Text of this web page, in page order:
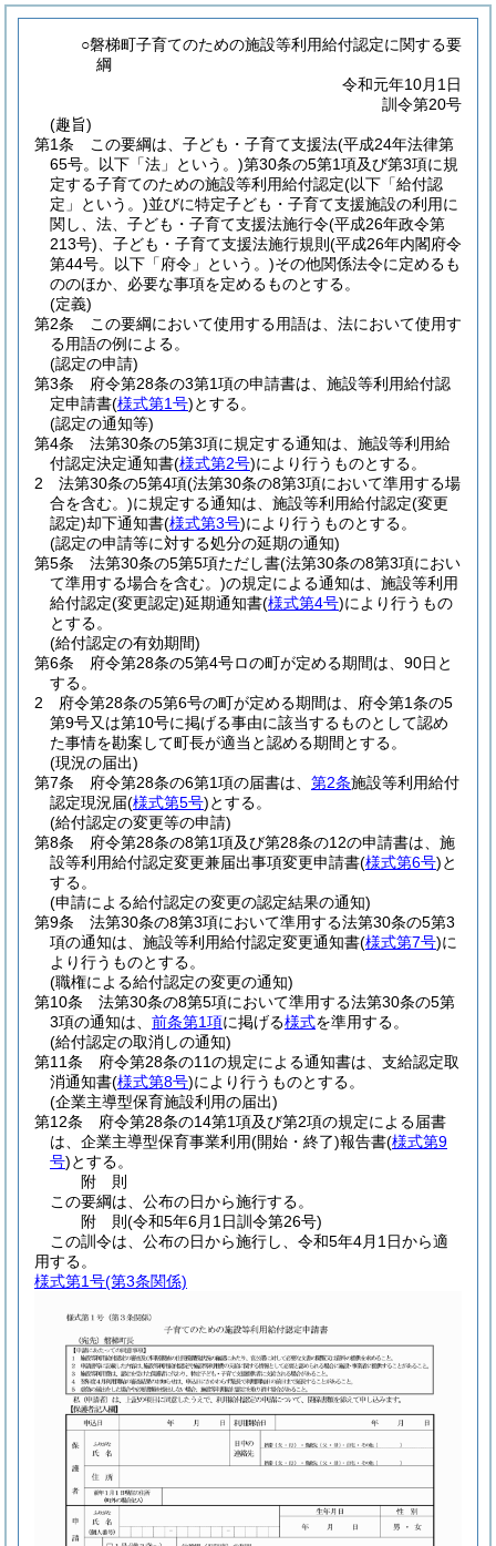
○磐梯町子育てのための施設等利用給付認定に関する要
綱
令和元年10月1日
訓令第20号
(趣旨)
第1条
この要綱は、子ども・子育て支援法(平成24年法律第
65号。以下「法」という。)第30条の5第1項及び第3項に規
定する子育てのための施設等利用給付認定(以下「給付認
定」という。)並びに特定子ども・子育て支援施設の利用に
関し、法、子ども・子育て支援法施行令(平成26年政令第
213号) 、子ども・子育て支援法施行規則 (平成26年内閣府令
第44号。以下「府令」という。)その他関係法令に定めるも
ののほか、必要な事項を定めるものとする。
(定義)
第2条
この要綱において使用する用語は、法において使用す
る用語の例による。
(認定の申請)
第3条
府令第28条の3第1項の申請書は、施設等利用給付認
定申請書(様式第1号)とする。
(認定の通知等)
第4条
法第30条の5第3項に規定する通知は、施設等利用給
付認定決定通知書(様式第2号)により行うものとする。
2
法第30条の5第4項(法第30条の8第3項において準用する場
合を含む。)に規定する通知は、施設等利用給付認定(変更
認定)却下通知書(様式第3号)により行うものとする。
(認定の申請等に対する処分の延期の通知)
第5条
法第30条の5第5項ただし書(法第30条の8第3項におい
て準用する場合を含む。)の規定による通知は、施設等利用
給付認定(変更認定)延期通知書(様式第4号)により行うもの
とする。
(給付認定の有効期間)
第6条
府令第28条の5第4号ロの町が定める期間は、90日と
する。
2
府令第28条の5第6号の町が定める期間は、府令第1条の5
第9号又は第10号に掲げる事由に該当するものとして認め
た事情を勘案して町長が適当と認める期間とする。
(現況の届出)
第7条
府令第28条の6第1項の届書は、 第2条施設等利用給付
認定現況届(様式第5号)とする。
(給付認定の変更等の申請)
第8条
府令第28条の8第1項及び第28条の12の申請書は、施
設等利用給付認定変更兼届出事項変更申請書(様式第6号)と
する。
(申請による給付認定の変更の認定結果の通知)
第9条
法第30条の8第3項において準用する法第30条の5第3
項の通知は、施設等利用給付認定変更通知書(様式第7号)に
より行うものとする。
(職権による給付認定の変更の通知)
第10条
法第30条の8第5項において準用する法第30条の5第
3項の通知は、 前条第1項に掲げる様式を準用する。
(給付認定の取消しの通知)
第11条
府令第28条の11の規定による通知書は、支給認定取
消通知書(様式第8号)により行うものとする。
(企業主導型保育施設利用の届出)
第12条
府令第28条の14第1項及び第2項の規定による届書
は、企業主導型保育事業利用(開始・終了)報告書(様式第9
号)とする。
附 則
この要綱は、公布の日から施行する。
附 則(令和5年6月1日訓令第26号)
この訓令は、公布の日から施行し、令和5年4月1日から適
用する。
様式第1号(第3条関係)